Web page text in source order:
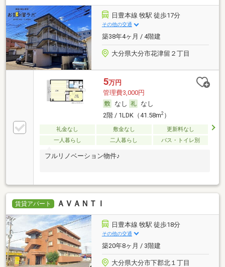
日豊本線 牧駅 徒歩17分
その他の交通
築38年4ヶ月 / 4階建
大分県大分市花津留２丁目
5万円
管理費3,000円
なし
なし
2階 / 1LDK（41.58m2）
礼金なし 敷金なし
更新料なし
一人暮らし
二人暮らし バス・トイレ別
フルリノベーション物件♪
賃貸アパート ＡＶＡＮＴＩ
日豊本線 牧駅 徒歩18分
その他の交通
築20年8ヶ月 / 3階建
大分県大分市下郡北１丁目